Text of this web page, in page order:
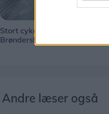
Stort cykelløb kom forbi
Brønderslev
Andre læser også